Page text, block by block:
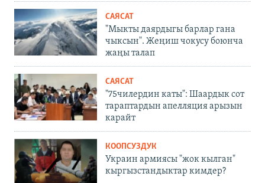
САЯСАТ
"Мыкты даярдыгы барлар гана
чыксын". Жеңиш чокусу боюнча
жаңы талап
САЯСАТ
"75чилердин каты": Шаардык сот
тараптардын апелляция арызын
карайт
КООПСУЗДУК
Украин армиясы "жок кылган"
кыргызстандыктар кимдер?